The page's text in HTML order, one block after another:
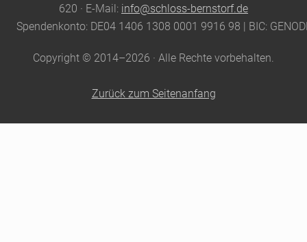
620 · E-Mail: info@schloss-bernstorf.de
Spendenkonto: DE04 1406 1308 0001 9916 98 | BIC:
Copyright © 2014–2026 · Alle Rechte vorbehalten.
Zurück zum Seitenanfang